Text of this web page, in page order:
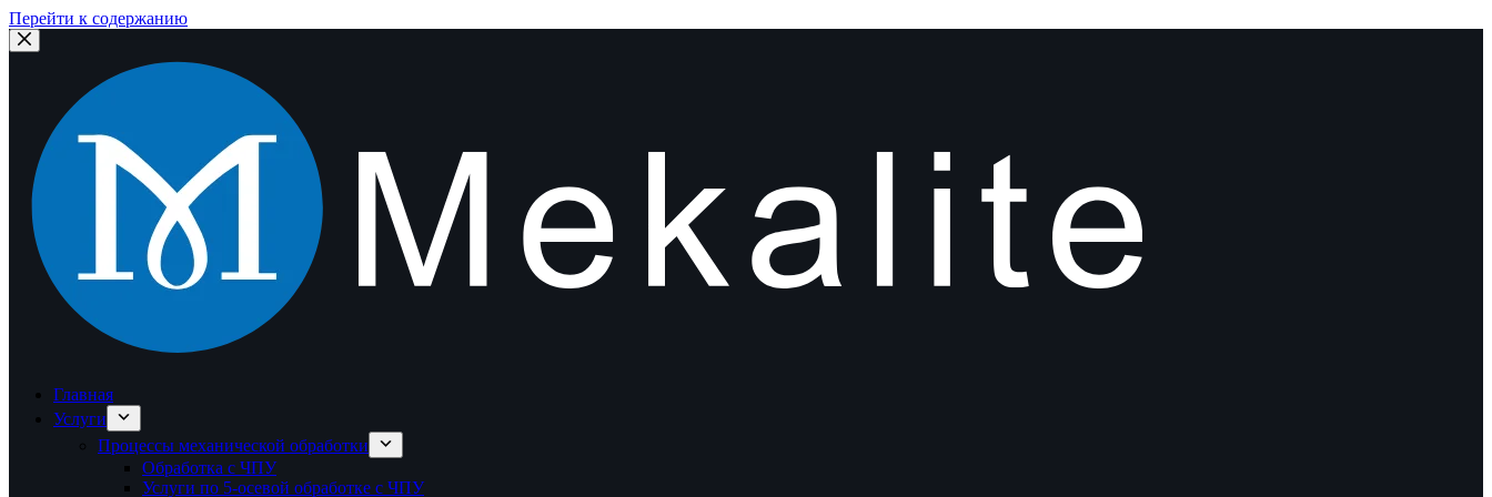
Перейти к содержанию
Главная
Услуги
Процессы механической обработки
Обработка с ЧПУ
Услуги по 5-осевой обработке с ЧПУ